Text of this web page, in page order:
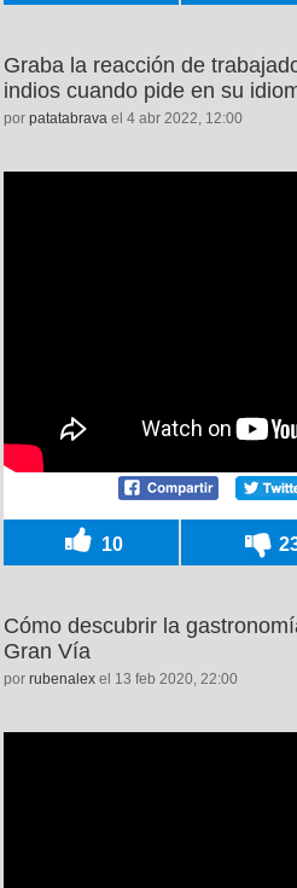
Graba la reacción de
indios cuando pide en su
por patatabrava el 4 abr 2022, 12:00
10
Cómo descubrir la
Gran Vía
por rubenalex el 13 feb 2020, 22:00